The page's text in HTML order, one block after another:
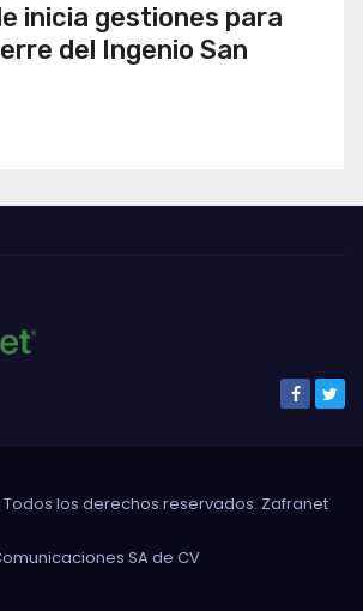
inicia gestiones para
del Ingenio San
los derechos reservados. Zafranet
SA de CV